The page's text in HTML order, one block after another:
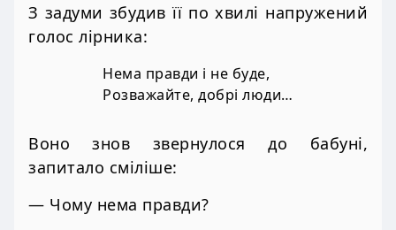
З задуми збудив її по хвилі напружений
голос лірника:
Нема правди і не буде,
Розважайте, добрі люди…
Воно знов звернулося до бабуні,
запитало сміліше:
— Чому нема правди?